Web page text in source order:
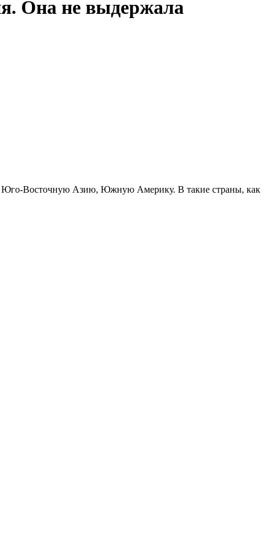
Она не выдержала
Юго-Восточную Азию, Южную Америку. В такие страны, как